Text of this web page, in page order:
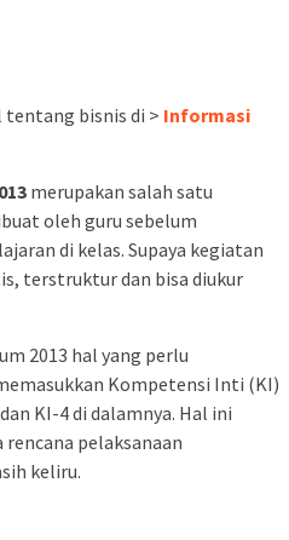
bisnis di > Informasi
merupakan salah satu
oleh guru sebelum
di kelas. Supaya kegiatan
terstruktur dan bisa diukur
2013 hal yang perlu
Kompetensi Inti (KI)
KI-4 di dalamnya. Hal ini
pelaksanaan
keliru.